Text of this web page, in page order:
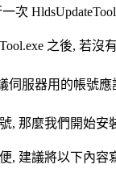
次
之後, 若沒
伺服器用的帳號應
, 那麼我們開始安
, 建議將以下內容